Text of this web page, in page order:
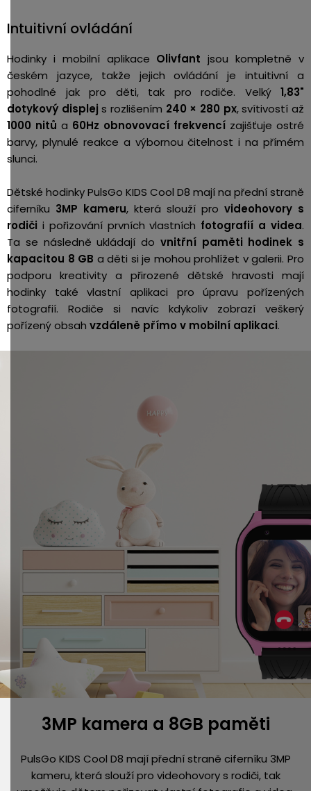
Intuitivní ovládání
Hodinky i mobilní aplikace Olivfant jsou kompletně v
českém jazyce, takže jejich ovládání je intuitivní a
pohodlné jak pro děti, tak pro rodiče. Velký 1,83"
dotykový displej s rozlišením 240 × 280 px, svítivostí až
1000 nitů a 60Hz obnovovací frekvencí zajišťuje ostré
barvy, plynulé reakce a výbornou čitelnost i na přímém
slunci.
Dětské hodinky PulsGo KIDS Cool D8 mají na přední straně
ciferníku 3MP kameru, která slouží pro videohovory s
rodiči i pořizování prvních vlastních fotografií a videa.
Ta se následně ukládají do vnitřní paměti hodinek s
kapacitou 8 GB a děti si je mohou prohlížet v galerii. Pro
podporu kreativity a přirozené dětské hravosti mají
hodinky také vlastní aplikaci pro úpravu pořízených
fotografií. Rodiče si navíc kdykoliv zobrazí veškerý
pořízený obsah vzdáleně přímo v mobilní aplikaci.
3MP kamera a 8GB paměti
PulsGo KIDS Cool D8 mají přední straně ciferníku 3MP
kameru, která slouží pro videohovory s rodiči, tak